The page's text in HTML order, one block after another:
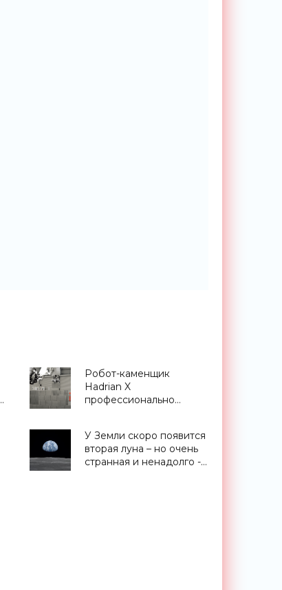
Робот-каменщик
Hadrian X
профессионально
«Роботы»
У Земли скоро появится
вторая луна – но очень
странная и ненадолго -